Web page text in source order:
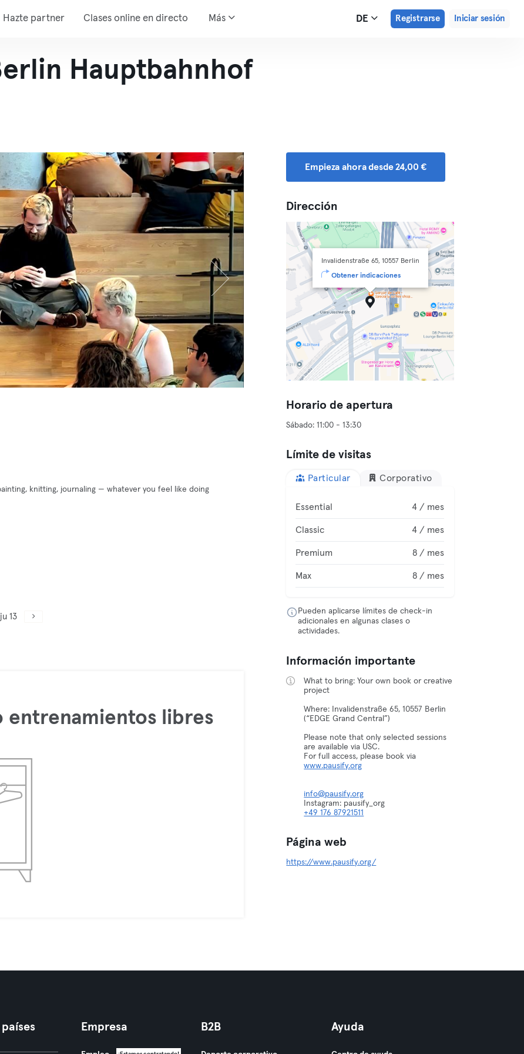
Hazte partner Clases online en directo Más DE Registrarse Iniciar sesión
Hauptbahnhof
knitting, journaling — whatever you feel like doing
ju 13
entrenamientos libres
Empieza ahora desde 24,00 €
Dirección
Invalidenstraße 65, 10557 Berlin
Obtener indicaciones
Horario de apertura
Límite de visitas
Particular Corporativo
Essential 4 / mes
Classic 4 / mes
Premium 8 / mes
Max 8 / mes
Pueden aplicarse límites de check-in
adicionales en algunas clases o
actividades.
Información importante
What to bring: Your own book or creative
project
Where: Invalidenstraße 65, 10557 Berlin
(“EDGE Grand Central”)
Please note that only selected sessions
are available via USC.
For full access, please book via
www.pausify.org
info@pausify.org
+49 176 87921511
Página web
https://www.pausify.org/
Empresa B2B Ayuda